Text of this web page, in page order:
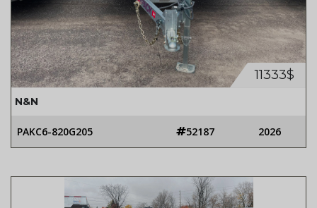
11333$
N&N
PAKC6-820G205 52187 2026